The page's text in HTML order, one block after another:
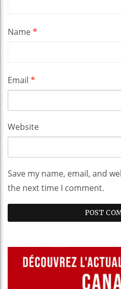
Name*
Email *
Website
Save my name, email, and
the next time I comment.